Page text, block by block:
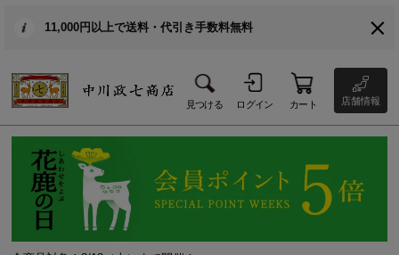
11,000円以上で送料・代引き手数料無料
見つける ログイン カート 店舗情報